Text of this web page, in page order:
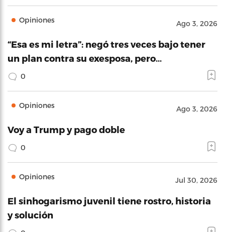
Opiniones Ago 3, 2026
“Esa es mi letra”: negó tres veces bajo tener
un plan contra su exesposa, pero…
0
Opiniones Ago 3, 2026
Voy a Trump y pago doble
0
Opiniones Jul 30, 2026
El sinhogarismo juvenil tiene rostro, historia
y solución